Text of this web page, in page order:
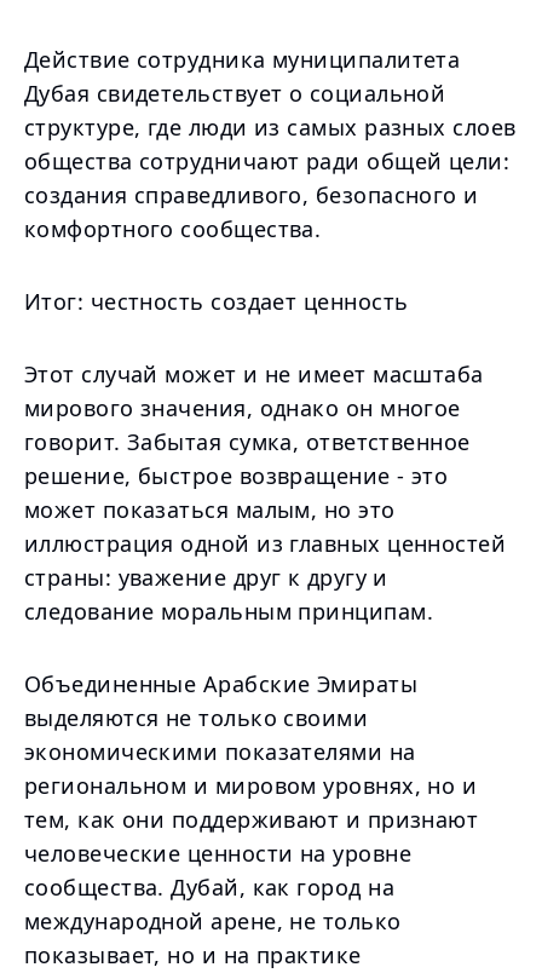
Действие сотрудника муниципалитета
Дубая свидетельствует о социальной
структуре, где люди из самых разных слоев
общества сотрудничают ради общей цели:
создания справедливого, безопасного и
комфортного сообщества.
Итог: честность создает ценность
Этот случай может и не имеет масштаба
мирового значения, однако он многое
говорит. Забытая сумка, ответственное
решение, быстрое возвращение - это
может показаться малым, но это
иллюстрация одной из главных ценностей
страны: уважение друг к другу и
следование моральным принципам.
Объединенные Арабские Эмираты
выделяются не только своими
экономическими показателями на
региональном и мировом уровнях, но и
тем, как они поддерживают и признают
человеческие ценности на уровне
сообщества. Дубай, как город на
международной арене, не только
показывает, но и на практике